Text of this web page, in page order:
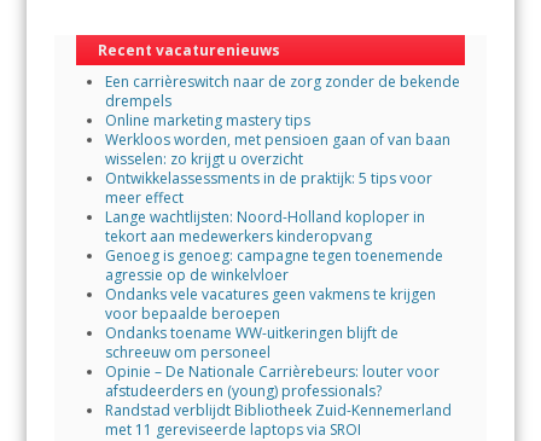
o
o
k
A
p
p
Recent vacaturenieuws
Een carrièreswitch naar de zorg zonder de bekende
drempels
Online marketing mastery tips
Werkloos worden, met pensioen gaan of van baan
wisselen: zo krijgt u overzicht
Ontwikkelassessments in de praktijk: 5 tips voor
meer effect
Lange wachtlijsten: Noord-Holland koploper in
tekort aan medewerkers kinderopvang
Genoeg is genoeg: campagne tegen toenemende
agressie op de winkelvloer
Ondanks vele vacatures geen vakmens te krijgen
voor bepaalde beroepen
Ondanks toename WW-uitkeringen blijft de
schreeuw om personeel
Opinie – De Nationale Carrièrebeurs: louter voor
afstudeerders en (young) professionals?
Randstad verblijdt Bibliotheek Zuid-Kennemerland
met 11 gereviseerde laptops via SROI